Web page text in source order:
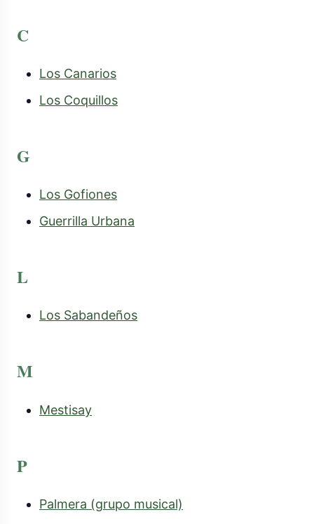
C
Los Canarios
Los Coquillos
G
Los Gofiones
Guerrilla Urbana
L
Los Sabandeños
M
Mestisay
P
Palmera (grupo musical)